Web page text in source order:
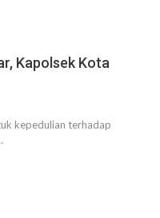
Kapolsek Kota
kepedulian terhadap